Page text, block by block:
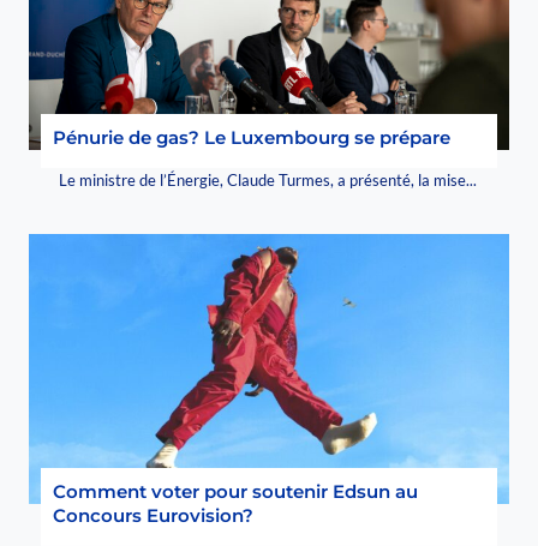
Pénurie de gas? Le Luxembourg se prépare
Le ministre de l’Énergie, Claude Turmes, a présenté, la mise...
Comment voter pour soutenir Edsun au
Concours Eurovision?